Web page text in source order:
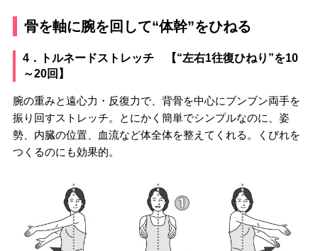
骨を軸に腕を回して“体幹”をひねる
4．トルネードストレッチ 【“左右1往復ひねり”を10
～20回】
腕の重みと遠心力・反復力で、背骨を中心にブンブン両手を
振り回すストレッチ。とにかく簡単でシンプルなのに、姿
勢、内臓の位置、血流など体全体を整えてくれる。くびれを
つくるのにも効果的。